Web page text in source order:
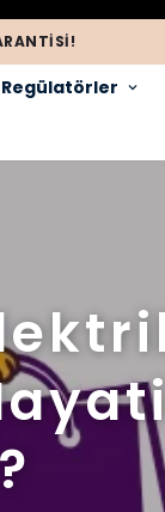
Regülatörler